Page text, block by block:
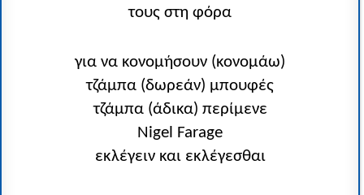
τους στη φόρα
για να κονομήσουν (κονομάω)
τζάμπα (δωρεάν) μπουφές
τζάμπα (άδικα) περίμενε
Nigel Farage
εκλέγειν και εκλέγεσθαι